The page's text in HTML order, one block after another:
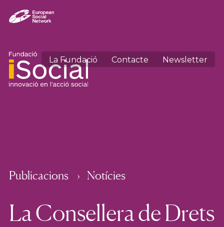
La Fundació Contacte Newsletter
Publicacions Notícies
La Consellera de Drets